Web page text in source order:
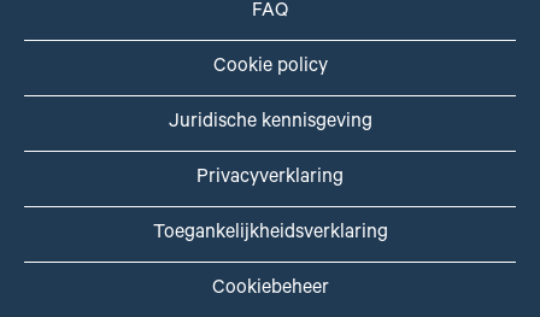
FAQ
Cookie policy
Juridische kennisgeving
Privacyverklaring
Toegankelijkheidsverklaring
Cookiebeheer